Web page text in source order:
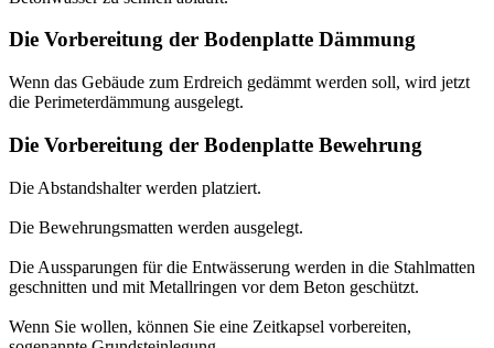
Die Vorbereitung der Bodenplatte Dämmung
Wenn das Gebäude zum Erdreich gedämmt werden soll, wird jetzt
die Perimeterdämmung ausgelegt.
Die Vorbereitung der Bodenplatte Bewehrung
Die Abstandshalter werden platziert.
Die Bewehrungsmatten werden ausgelegt.
Die Aussparungen für die Entwässerung werden in die Stahlmatten
geschnitten und mit Metallringen vor dem Beton geschützt.
Wenn Sie wollen, können Sie eine Zeitkapsel vorbereiten,